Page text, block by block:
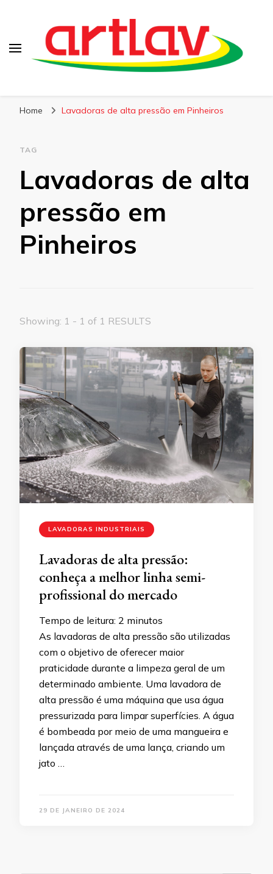
Home Lavadoras de alta pressão em Pinheiros
TAG
Lavadoras de alta
pressão em
Pinheiros
Showing: 1 - 1 of 1 RESULTS
LAVADORAS INDUSTRIAIS
Lavadoras de alta pressão:
conheça a melhor linha semi-
profissional do mercado
Tempo de leitura: 2 minutos
As lavadoras de alta pressão são utilizadas
com o objetivo de oferecer maior
praticidade durante a limpeza geral de um
determinado ambiente. Uma lavadora de
alta pressão é uma máquina que usa água
pressurizada para limpar superfícies. A água
é bombeada por meio de uma mangueira e
lançada através de uma lança, criando um
jato …
29 DE JANEIRO DE 2024